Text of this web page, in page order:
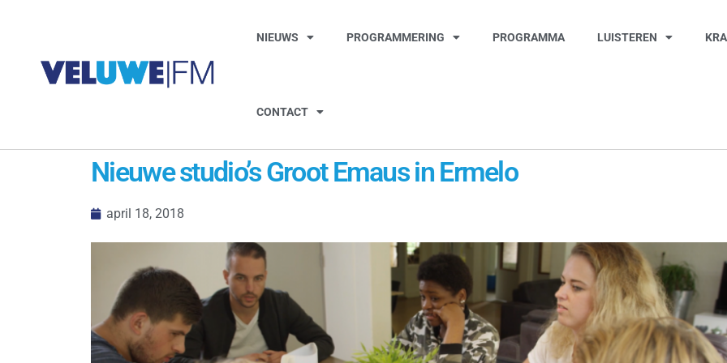
NIEUWS PROGRAMMERING PROGRAMMA LUISTEREN
CONTACT
Nieuwe studio’s Groot Emaus in Ermelo
april 18, 2018